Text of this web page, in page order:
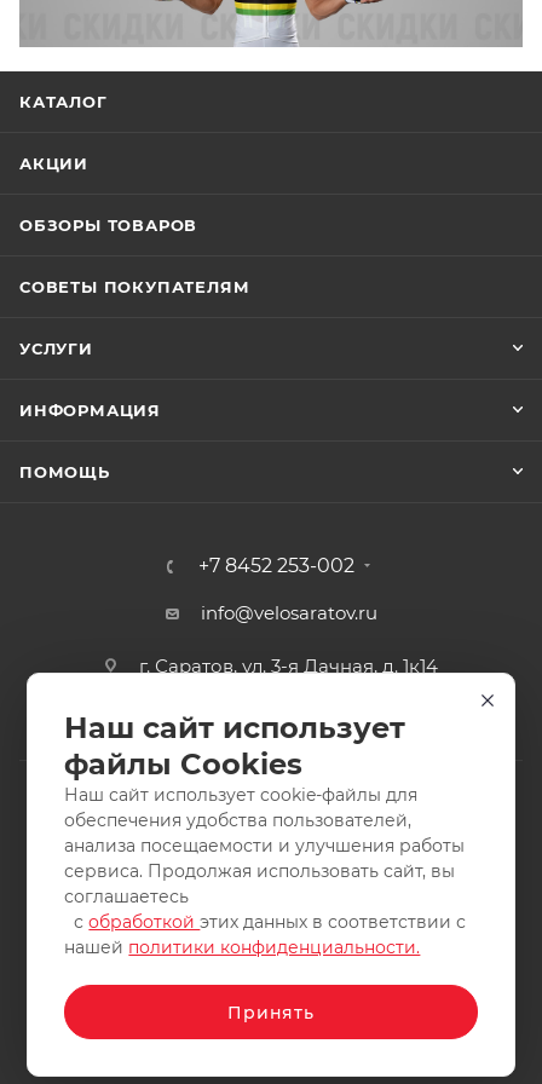
КАТАЛОГ
АКЦИИ
ОБЗОРЫ ТОВАРОВ
СОВЕТЫ ПОКУПАТЕЛЯМ
УСЛУГИ
ИНФОРМАЦИЯ
ПОМОЩЬ
+7 8452 253-002
info@velosaratov.ru
г. Саратов, ул. 3-я Дачная, д. 1к14
2011-2026 © интернет-магазин спортивных товаров
ВелоСаратов. Не является публичной офертой. Все права
защищены. Заимствование материалов и фотографий
запрещено.
Наш сайт использует
файлы Cookies
Наш сайт использует cookie-файлы для
обеспечения удобства пользователей,
анализа посещаемости и улучшения работы
сервиса. Продолжая использовать сайт, вы
соглашаетесь
собработкойэтих данных в соответствии с
нашей политики конфиденциальности.
Принять